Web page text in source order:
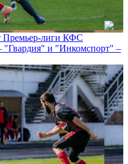
Премьер-лиги КФС
и "Инкомспорт" –